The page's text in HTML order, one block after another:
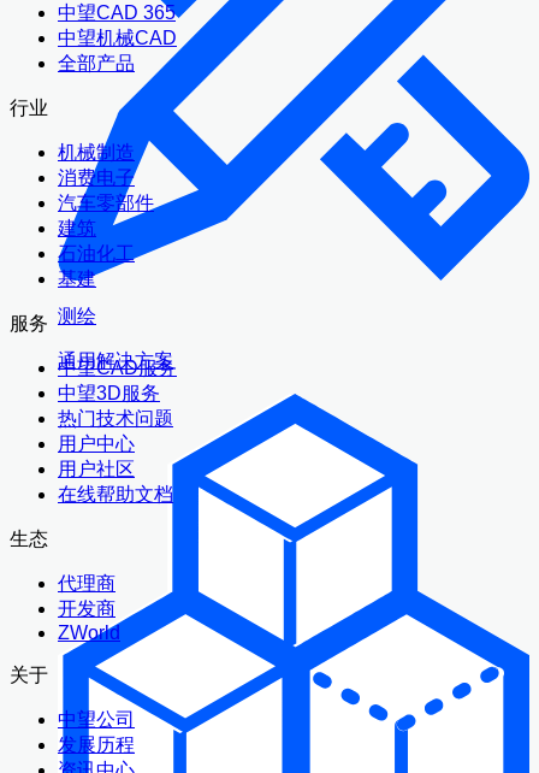
测绘
通用解决方案
中望CAD 365
中望机械CAD
全部产品
行业
机械制造
消费电子
汽车零部件
建筑
石油化工
基建
服务
中望CAD服务
中望3D服务
热门技术问题
用户中心
用户社区
在线帮助文档
生态
代理商
开发商
ZWorld
关于
中望公司
发展历程